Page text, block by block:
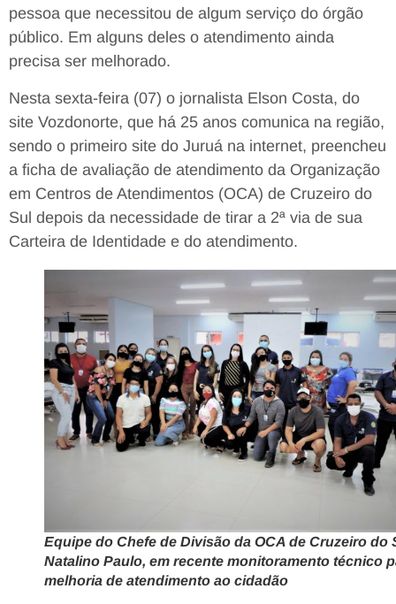
pessoa que necessitou de algum serviço do órgão
público. Em alguns deles o atendimento ainda
precisa ser melhorado.
Nesta sexta-feira (07) o jornalista Elson Costa, do
site Vozdonorte, que há 25 anos comunica na região,
sendo o primeiro site do Juruá na internet, preencheu
a ficha de avaliação de atendimento da Organização
em Centros de Atendimentos (OCA) de Cruzeiro do
Sul depois da necessidade de tirar a 2ª via de sua
Carteira de Identidade e do atendimento.
Equipe do Chefe de Divisão da OCA de Cruzeiro do
Natalino Paulo, em recente monitoramento técnico
melhoria de atendimento ao cidadão